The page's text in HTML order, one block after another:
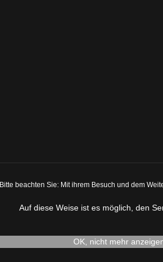
Bitte beachten Sie: Mit ihrem Besuch und dem
Auf diese Weise ist es möglich, den
OK, nicht mehr